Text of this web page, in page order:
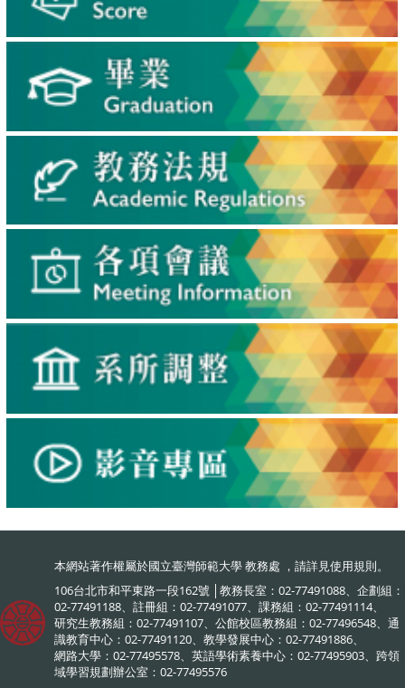
本網站著作權屬於國立臺灣師範大學 教務處 ，請詳見使用規則。
106台北市和平東路一段162號 │教務長室：02-77491088、企劃組：
02-77491188、註冊組：02-77491077、課務組：02-77491114、
研究生教務組：02-77491107、公館校區教務組：02-77496548、通
識教育中心：02-77491120、教學發展中心：02-77491886、
網路大學：02-77495578、英語學術素養中心：02-77495903、跨領
域學習規劃辦公室：02-77495576